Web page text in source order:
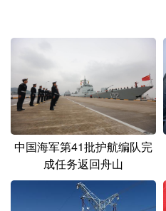
广东 广西
四川 贵州
陕西 甘肃
内蒙古
中国海军第41批护航编队完
成任务返回舟山